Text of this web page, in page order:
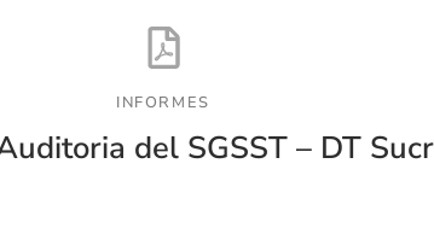
INFORMES
del SGSST – DT